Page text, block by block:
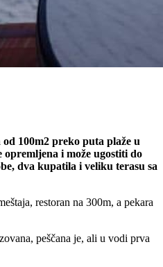
100m2 preko puta plaže u
opremljena i može ugostiti do
dva kupatila i veliku terasu sa
restoran na 300m, a pekara
peščana je, ali u vodi prva